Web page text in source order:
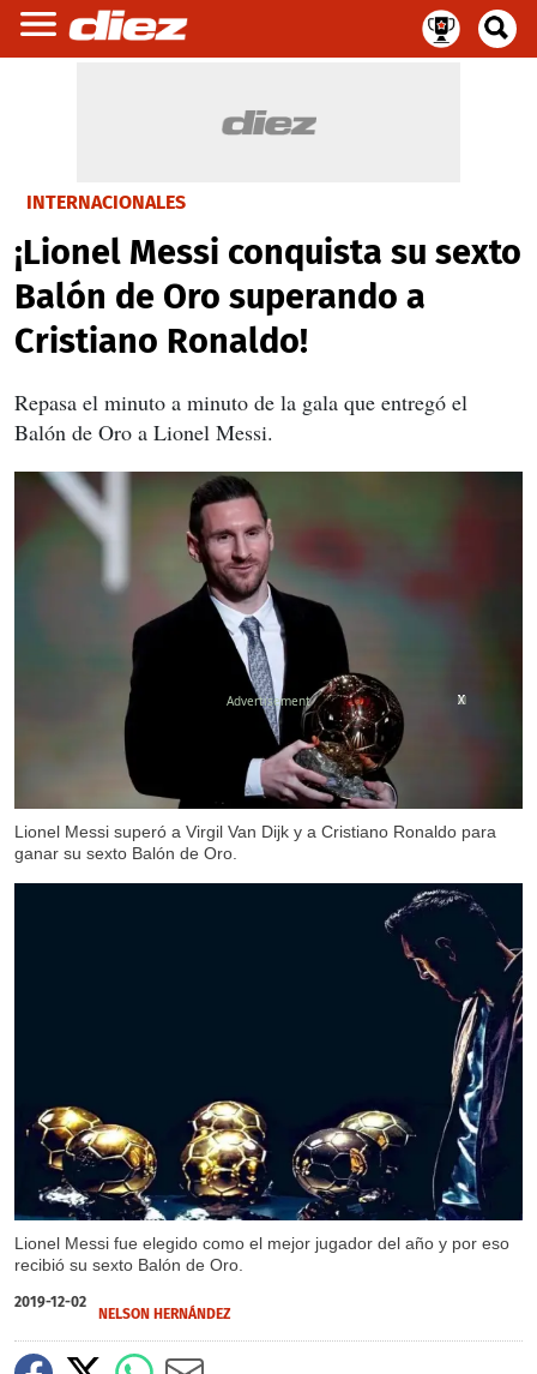
INTERNACIONALES
¡Lionel Messi conquista su sexto
Balón de Oro superando a
Cristiano Ronaldo!
Repasa el minuto a minuto de la gala que entregó el
Balón de Oro a Lionel Messi.
Lionel Messi superó a Virgil Van Dijk y a Cristiano Ronaldo para
ganar su sexto Balón de Oro.
Lionel Messi fue elegido como el mejor jugador del año y por eso
recibió su sexto Balón de Oro.
X
X
X
X
2019-12-02
NELSON HERNÁNDEZ